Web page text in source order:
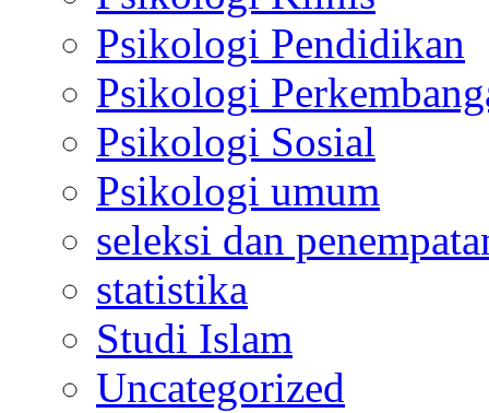
Psikologi Pendidikan
Psikologi
Psikologi Sosial
Psikologi umum
seleksi dan
statistika
Studi Islam
Uncategorized